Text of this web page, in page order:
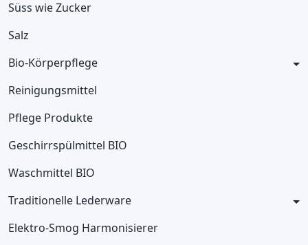
Süss wie Zucker
Salz
Bio-Körperpflege
Reinigungsmittel
Pflege Produkte
Geschirrspülmittel BIO
Waschmittel BIO
Traditionelle Lederware
Elektro-Smog Harmonisierer